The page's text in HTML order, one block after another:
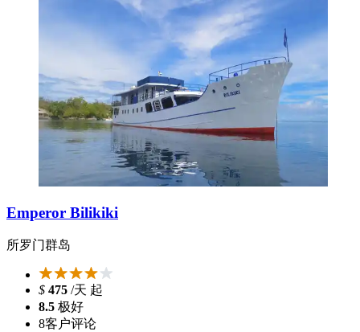
Emperor Bilikiki
所罗门群岛
$ 475 /天 起
8.5 极好
8客户评论